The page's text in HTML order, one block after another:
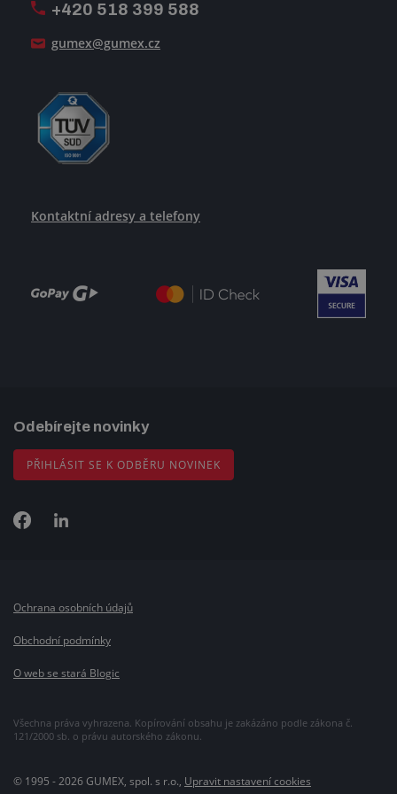
+420 518 399 588
gumex@gumex.cz
Kontaktní adresy a telefony
Odebírejte novinky
PŘIHLÁSIT SE K ODBĚRU NOVINEK
Všechna práva vyhrazena. Kopírování obsahu je zakázáno podle zákona č.
121/2000 sb. o právu autorského zákonu.
Ochrana osobních údajů
Obchodní podmínky
O web se stará Blogic
© 1995 - 2026 GUMEX, spol. s r.o., Upravit nastavení cookies